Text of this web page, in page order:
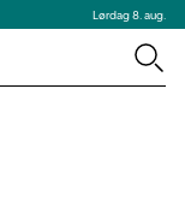
Lørdag 8. aug.